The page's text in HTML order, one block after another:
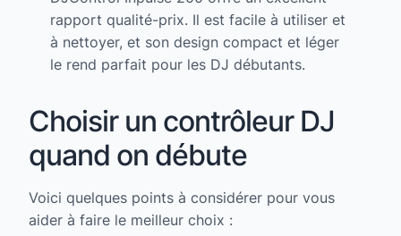
rapport qualité-prix. Il est facile à utiliser et
à nettoyer, et son design compact et léger
le rend parfait pour les DJ débutants.
Choisir un contrôleur DJ
quand on débute
Voici quelques points à considérer pour vous
aider à faire le meilleur choix :